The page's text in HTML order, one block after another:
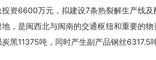
资6600万元，拟建设7条热裂解生产线
，是闽西北与闽南的交通枢纽和重要的
黑11375吨，同时产生副产品钢丝6317.5